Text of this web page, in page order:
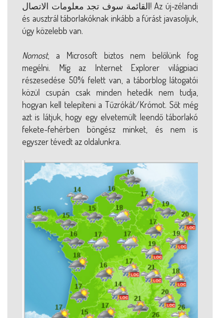
القائمة سوف تجد معلومات الاتصال! Az új-zélandi
és ausztrál táborlakóknak inkább a fúrást javasoljuk,
úgy közelebb van.
Nomost, a Microsoft biztos nem belőlünk fog
megélni. Míg az Internet Explorer világpiaci
részesedése 50% felett van, a táborblog látogatói
közül csupán csak minden hetedik nem tudja,
hogyan kell telepíteni a Tűzrókát/Krómot. Sőt még
azt is látjuk, hogy egy elvetemült leendő táborlakó
fekete-fehérben böngész minket, és nem is
egyszer tévedt az oldalunkra.